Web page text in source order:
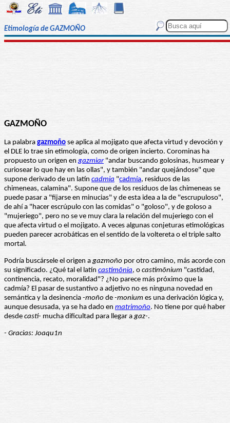
Etimología de GAZMOÑO
GAZMOÑO
La palabra gazmoño se aplica al mojigato que afecta virtud y devoción y
el DLE lo trae sin etimología, como de origen incierto. Corominas ha
propuesto un origen en gazmiar"andar buscando golosinas, husmear y
curiosear lo que hay en las ollas", y también "andar quejándose" que
supone derivado de un latín cadmia "cadmía, residuos de las
chimeneas, calamina". Supone que de los residuos de las chimeneas se
puede pasar a "fijarse en minucias" y de esta idea a la de "escrupuloso",
de ahí a "hacer escrúpulo con las comidas" o "goloso", y de goloso a
"mujeriego", pero no se ve muy clara la relación del mujeriego con el
que afecta virtud o el mojigato. A veces algunas conjeturas etimológicas
pueden parecer acrobáticas en el sentido de la voltereta o el triple salto
mortal.
Podría buscársele el origen agazmoño por otro camino, más acorde con
su significado. ¿Qué tal el latín castimōnia, o castimōnium "castidad,
continencia, recato, moralidad"? ¿No parece más próximo que la
cadmía? El pasar de sustantivo a adjetivo no es ninguna novedad en
semántica y la desinencia -moño de -monium es una derivación lógica y,
aunque desusada, ya se ha dado en matrimoño. No tiene por qué haber
desde casti- mucha dificultad para llegar agaz-.
- Gracias: Joaqu1n